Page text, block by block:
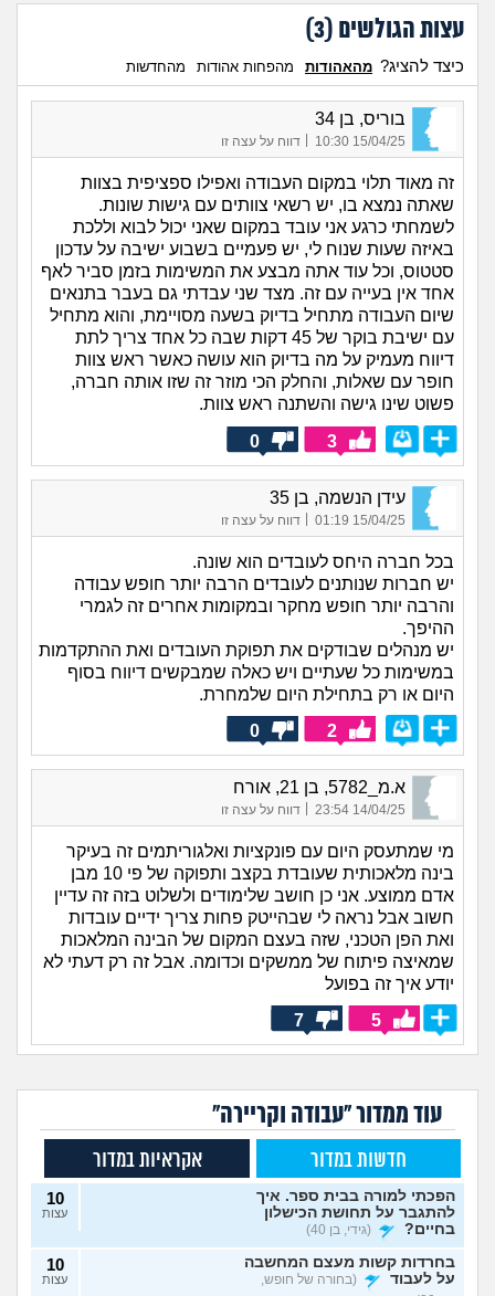
עצות הגולשים (3
)
כיצד להציג? מהאהודות מהפחות אהודות מהחדשות
בוריס, בן 34
15/04/25 10:30 דווח על עצה זו
זה מאוד תלוי במקום העבודה ואפילו ספציפית בצוות
שאתה נמצא בו, יש רשאי צוותים עם גישות שונות.
לשמחתי כרגע אני עובד במקום שאני יכול לבוא וללכת
באיזה שעות שנוח לי, יש פעמיים בשבוע ישיבה על עדכון
סטטוס, וכל עוד אתה מבצע את המשימות בזמן סביר לאף
אחד אין בעייה עם זה. מצד שני עבדתי גם בעבר בתנאים
שיום העבודה מתחיל בדיוק בשעה מסויימת, והוא מתחיל
עם ישיבת בוקר של 45 דקות שבה כל אחד צריך לתת
דיווח מעמיק על מה בדיוק הוא עושה כאשר ראש צוות
חופר עם שאלות, והחלק הכי מוזר זה שזו אותה חברה,
פשוט שינו גישה והשתנה ראש צוות.
3
0
עידן הנשמה, בן 35
15/04/25 01:19
| דווח על עצה זו
בכל חברה היחס לעובדים הוא שונה.
יש חברות שנותנים לעובדים הרבה יותר חופש עבודה
והרבה יותר חופש מחקר ובמקומות אחרים זה לגמרי
ההיפך.
יש מנהלים שבודקים את תפוקת העובדים ואת ההתקדמות
במשימות כל שעתיים ויש כאלה שמבקשים דיווח בסוף
היום או רק בתחילת היום שלמחרת.
2
0
א.מ_5782, בן 21, אורח
14/04/25 23:54
| דווח על עצה זו
מי שמתעסק היום עם פונקציות ואלגוריתמים זה בעיקר
בינה מלאכותית שעובדת בקצב ותפוקה של פי 10 מבן
אדם ממוצע. אני כן חושב שלימודים ולשלוט בזה זה עדיין
חשוב אבל נראה לי שבהייטק פחות צריך ידיים עובדות
ואת הפן הטכני, שזה בעצם המקום של הבינה המלאכות
שמאיצה פיתוח של ממשקים וכדומה. אבל זה רק דעתי לא
יודע איך זה בפועל
5
7
עוד ממדור "עבודה וקריירה"
חדשות במדור אקראיות במדור
הפכתי למורה בבית ספר. איך
להתגבר על תחושת הכישלון
בחיים?
(גידי, בן 40)
10
עצות
בחרדות קשות מעצם המחשבה
על לעבוד
(בחורה של חופש,
10
עצות